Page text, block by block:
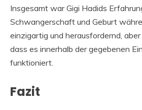
Insgesamt war Gigi Hadids
Schwangerschaft und Geburt
einzigartig und herausfordernd,
dass es innerhalb der gegebenen
funktioniert.
Fazit